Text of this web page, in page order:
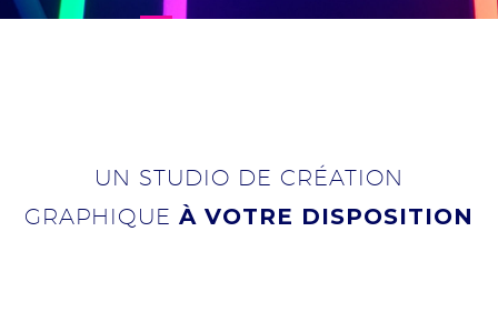
UN STUDIO DE CRÉATION
GRAPHIQUE À VOTRE DISPOSITION